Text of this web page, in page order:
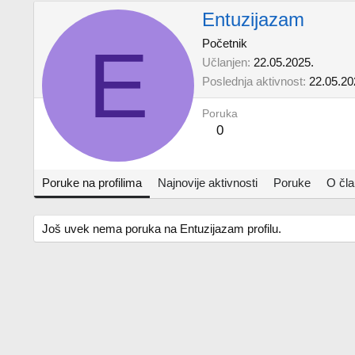
E
Entuzijazam
Početnik
Učlanjen 22.05.2025.
Poslednja aktivnost
Poruka
0
Poruke na profilima Najnovije aktivnosti Poruke O
Još uvek nema poruka na Entuzijazam profilu.